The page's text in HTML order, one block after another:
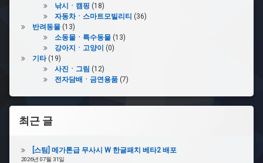
낚시ㆍ캠핑 (18)
자동차ㆍ스마트모빌리티 (36)
반려동물(13)
소동물ㆍ특수동물(13)
강아지ㆍ고양이 (0)
기타(19)
사진ㆍ그림 (12)
전자담배ㆍ금연용품(7)
최근 글
[스팀] 메가톤급 무사시 W 한글패치 베타2 배포
2026년 07월 31일